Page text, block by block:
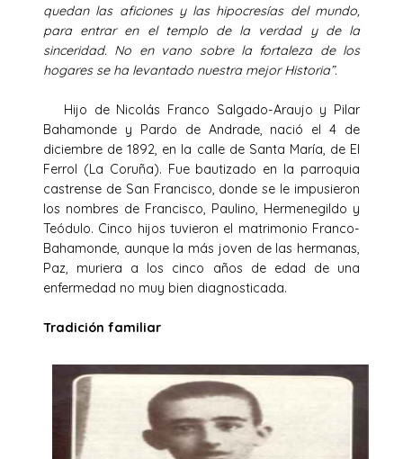
quedan las aficiones y las hipocresías del mundo,
para entrar en el templo de la verdad y de la
sinceridad. No en vano sobre la fortaleza de los
hogares se ha levantado nuestra mejor Historia”.
Hijo de Nicolás Franco Salgado-Araujo y Pilar
Bahamonde y Pardo de Andrade, nació el 4 de
diciembre de 1892, en la calle de Santa María, de El
Ferrol (La Coruña). Fue bautizado en la parroquia
castrense de San Francisco, donde se le impusieron
los nombres de Francisco, Paulino, Hermenegildo y
Teódulo. Cinco hijos tuvieron el matrimonio Franco-
Bahamonde, aunque la más joven de las hermanas,
Paz, muriera a los cinco años de edad de una
enfermedad no muy bien diagnosticada.
Tradición familiar